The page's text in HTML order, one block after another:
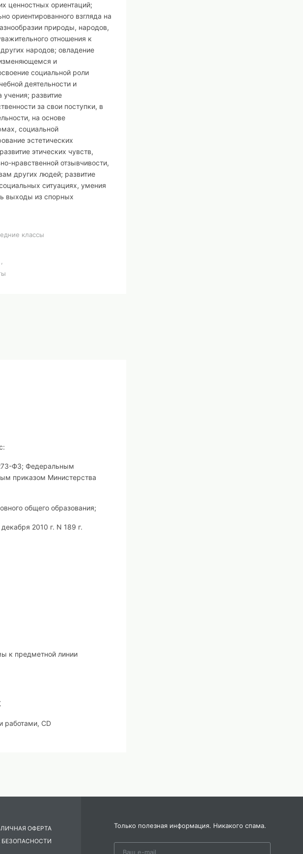
ценностных ориентаций;
ориентированного взгляда на
природы, народов,
отношения к
народов; овладение
и
социальной роли
деятельности и
развитие
за свои поступки, в
на основе
социальной
эстетических
этических чувств,
нравственной отзывчивости,
других людей; развитие
ситуациях, умения
выходы из спорных
классы
ФЗ; Федеральным
приказом Министерства
общего образования;
2010 г. N 189 г.
к предметной линии
работами, CD
ОФЕРТА
Только полезная информация. Никакого спама.